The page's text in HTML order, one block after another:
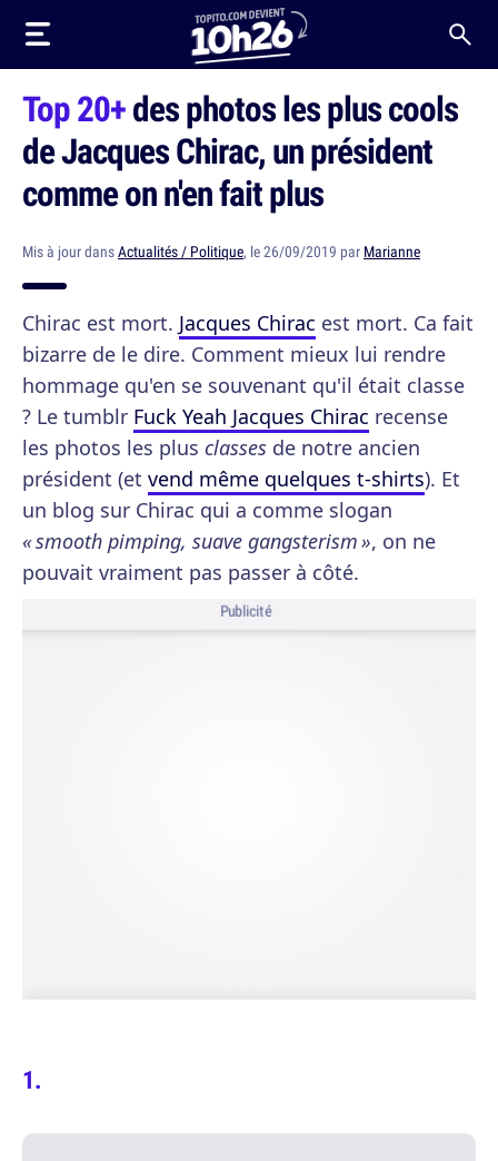
Top 20+des photos les plus cools
de Jacques Chirac, un président
comme on n'en fait plus
Mis à jour dansActualités / Politique, le 26/09/2019 par Marianne
Chirac est mort. Jacques Chirac est mort. Ca fait
bizarre de le dire. Comment mieux lui rendre
hommage qu'en se souvenant qu'il était classe
? Le tumblr Fuck Yeah Jacques Chirac recense
les photos les plus classes de notre ancien
président (et vend même quelques t-shirts). Et
un blog sur Chirac qui a comme slogan
« smooth pimping, suave gangsterism », on ne
pouvait vraiment pas passer à côté.
Publicité